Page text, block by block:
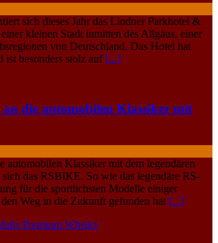
sich dieses Jahr das Lindner Parkhotel &
kleinen Stadt inmitten des Allgäus, einer
von Deutschland. Das Hotel hat
ist besonders stolz auf [...]
an die automobilen Klassiker mit
automobilen Klassiker mit dem legendären
sich das RSBIKE. So wie das legendäre RS-
für die sportlichsten Modelle einiger
Weg in die Zukunft gefunden hat [...]